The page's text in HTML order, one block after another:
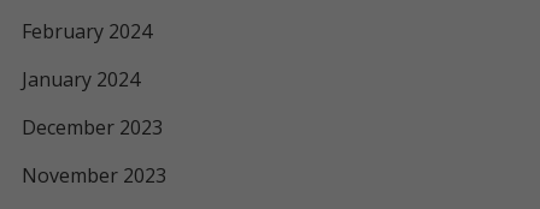
February 2024
January 2024
December 2023
November 2023